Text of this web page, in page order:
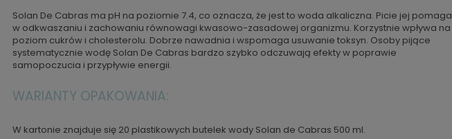
Solan De Cabras ma pH na poziomie 7.4, co oznacza, że jest to woda alkaliczna. Picie jej pomaga
w odkwaszaniu i zachowaniu równowagi kwasowo-zasadowej organizmu. Korzystnie wpływa na
poziom cukrów i cholesterolu. Dobrze nawadnia i wspomaga usuwanie toksyn. Osoby pijące
systematycznie wodę Solan De Cabras bardzo szybko odczuwają efekty w poprawie
samopoczucia i przypływie energii.
WARIANTY OPAKOWANIA:
W kartonie znajduje się 20 plastikowych butelek wody Solan de Cabras 500 ml.